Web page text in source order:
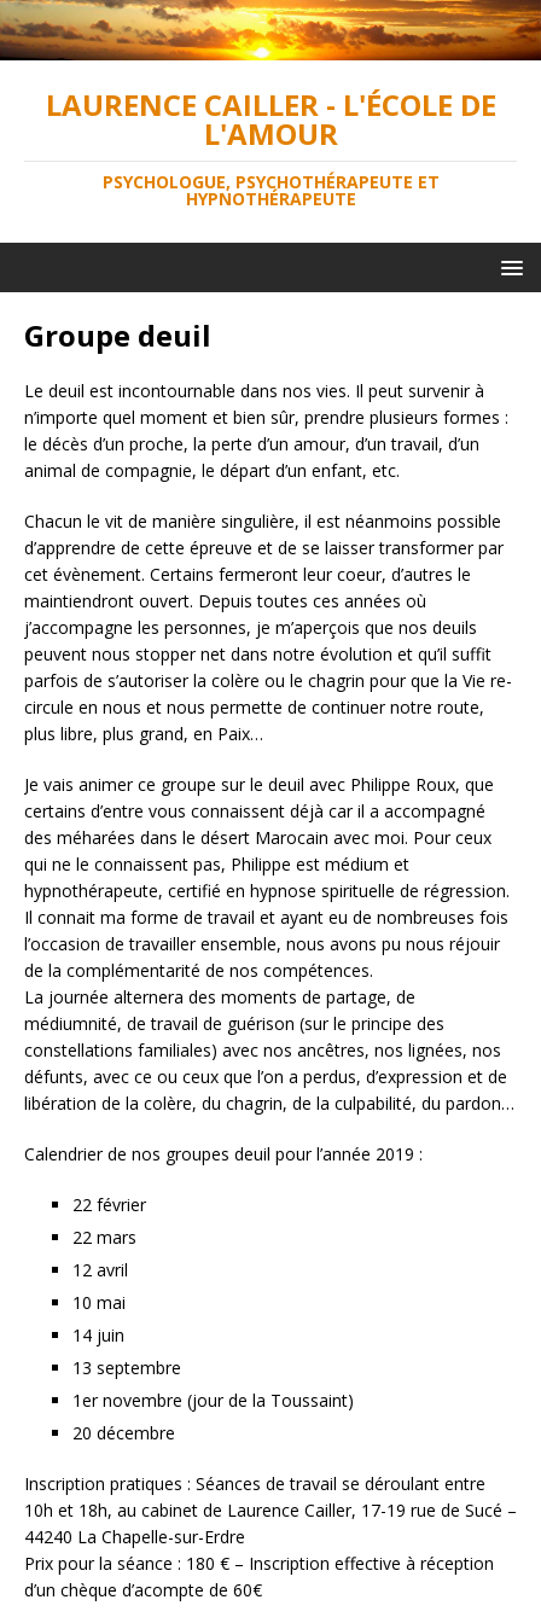
LAURENCE CAILLER - L'ÉCOLE DE
L'AMOUR
PSYCHOLOGUE, PSYCHOTHÉRAPEUTE ET
HYPNOTHÉRAPEUTE
Groupe deuil
Le deuil est incontournable dans nos vies. Il peut survenir à
n’importe quel moment et bien sûr, prendre plusieurs formes :
le décès d’un proche, la perte d’un amour, d’un travail, d’un
animal de compagnie, le départ d’un enfant, etc.
Chacun le vit de manière singulière, il est néanmoins possible
d’apprendre de cette épreuve et de se laisser transformer par
cet évènement. Certains fermeront leur coeur, d’autres le
maintiendront ouvert. Depuis toutes ces années où
j’accompagne les personnes, je m’aperçois que nos deuils
peuvent nous stopper net dans notre évolution et qu’il suffit
parfois de s’autoriser la colère ou le chagrin pour que la Vie re-
circule en nous et nous permette de continuer notre route,
plus libre, plus grand, en Paix…
Je vais animer ce groupe sur le deuil avec Philippe Roux, que
certains d’entre vous connaissent déjà car il a accompagné
des méharées dans le désert Marocain avec moi. Pour ceux
qui ne le connaissent pas, Philippe est médium et
hypnothérapeute, certifié en hypnose spirituelle de régression.
Il connait ma forme de travail et ayant eu de nombreuses fois
l’occasion de travailler ensemble, nous avons pu nous réjouir
de la complémentarité de nos compétences.
La journée alternera des moments de partage, de
médiumnité, de travail de guérison (sur le principe des
constellations familiales) avec nos ancêtres, nos lignées, nos
défunts, avec ce ou ceux que l’on a perdus, d’expression et de
libération de la colère, du chagrin, de la culpabilité, du pardon…
Calendrier de nos groupes deuil pour l’année 2019 :
22 février
22 mars
12 avril
10 mai
14 juin
13 septembre
1er novembre (jour de la Toussaint)
20 décembre
Inscription pratiques : Séances de travail se déroulant entre
10h et 18h, au cabinet de Laurence Cailler, 17-19 rue de Sucé –
44240 La Chapelle-sur-Erdre
Prix pour la séance : 180 € – Inscription effective à réception
d’un chèque d’acompte de 60€